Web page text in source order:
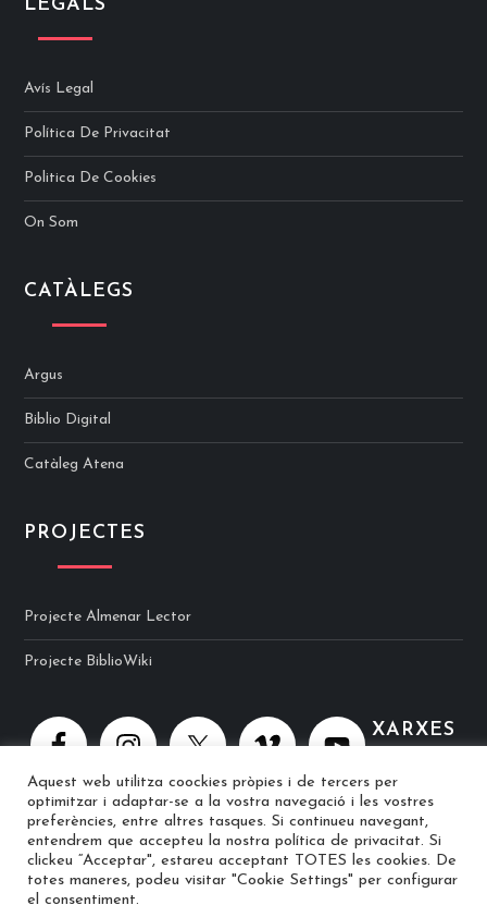
LEGALS
Avís Legal
Política De Privacitat
Politica De Cookies
On Som
CATÀLEGS
Argus
Biblio Digital
Catàleg Atena
PROJECTES
Projecte Almenar Lector
Projecte BiblioWiki
XARXES
© 2025 Biblioteca Ramon Berenguer IV · Web implementat per
Aquest web utilitza coockies pròpies i de tercers per
optimitzar i adaptar-se a la vostra navegació i les vostres
preferències, entre altres tasques. Si continueu navegant,
entendrem que accepteu la nostra política de privacitat. Si
clickeu “Acceptar", estareu acceptant TOTES les cookies. De
totes maneres, podeu visitar "Cookie Settings" per configurar
el consentiment.